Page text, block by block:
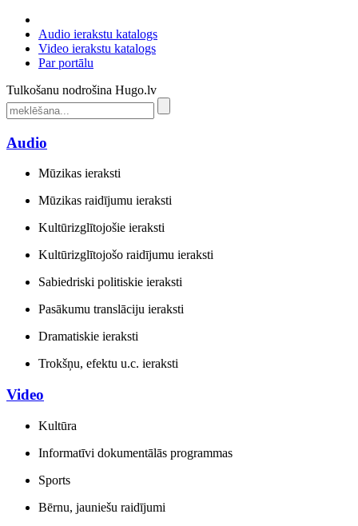
Audio ierakstu katalogs
Video ierakstu katalogs
Par portālu
Tulkošanu nodrošina Hugo.lv
Audio
Mūzikas ieraksti
Mūzikas raidījumu ieraksti
Kultūrizglītojošie ieraksti
Kultūrizglītojošo raidījumu ieraksti
Sabiedriski politiskie ieraksti
Pasākumu translāciju ieraksti
Dramatiskie ieraksti
Trokšņu, efektu u.c. ieraksti
Video
Kultūra
Informatīvi dokumentālās programmas
Sports
Bērnu, jauniešu raidījumi